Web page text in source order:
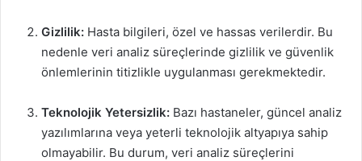
Gizlilik: Hasta bilgileri, özel ve hassas verilerdir. Bu
nedenle veri analiz süreçlerinde gizlilik ve güvenlik
önlemlerinin titizlikle uygulanması gerekmektedir.
Teknolojik Yetersizlik: Bazı hastaneler, güncel analiz
yazılımlarına veya yeterli teknolojik altyapıya sahip
olmayabilir. Bu durum, veri analiz süreçlerini